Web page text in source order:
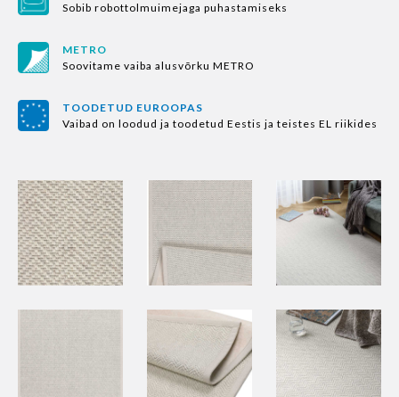
Sobib robottolmuimejaga puhastamiseks
METRO
Soovitame vaiba alusvõrku METRO
TOODETUD EUROOPAS
Vaibad on loodud ja toodetud Eestis ja teistes EL riikides